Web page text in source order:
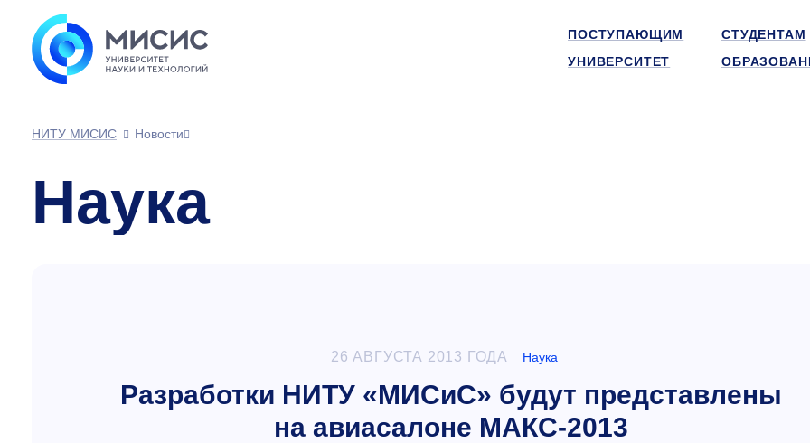
ПОСТУПАЮЩИМ
СТУДЕНТАМ
УНИВЕРСИТЕТ
НИТУ МИСИС Новости
Наука
26 АВГУСТА 2013 ГОДА Наука
Разработки НИТУ «МИСиС» будут представлены
на авиасалоне МАКС-2013